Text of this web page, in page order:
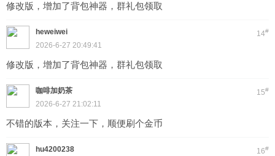
修改版，增加了背包神器，群礼包领取
14#
heweiwei
2026-6-27 20:49:41
修改版，增加了背包神器，群礼包领取
15#
咖啡加奶茶
2026-6-27 21:02:11
不错的版本，关注一下，顺便刷个金币
16#
hu4200238